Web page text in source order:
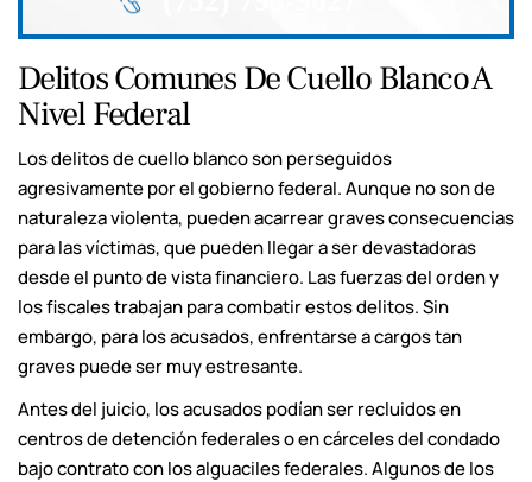
Delitos Comunes De Cuello Blanco A
Nivel Federal
Los delitos de cuello blanco son perseguidos
agresivamente por el gobierno federal. Aunque no son de
naturaleza violenta, pueden acarrear graves consecuencias
para las víctimas, que pueden llegar a ser devastadoras
desde el punto de vista financiero. Las fuerzas del orden y
los fiscales trabajan para combatir estos delitos. Sin
embargo, para los acusados, enfrentarse a cargos tan
graves puede ser muy estresante.
Antes del juicio, los acusados podían ser recluidos en
centros de detención federales o en cárceles del condado
bajo contrato con los alguaciles federales. Algunos de los